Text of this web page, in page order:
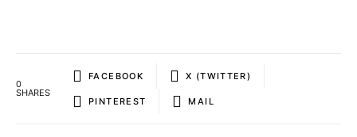
0
SHARES
FACEBOOK X (TWITTER)
PINTEREST MAIL